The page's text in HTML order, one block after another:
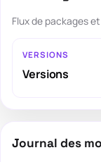
Flux de packages
VERSIONS
Versions
Journal des